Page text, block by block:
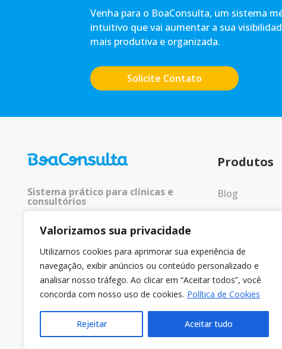
Valorizamos sua privacidade
Utilizamos cookies para aprimorar sua experiência de
navegação, exibir anúncios ou conteúdo personalizado e
analisar nosso tráfego. Ao clicar em “Aceitar todos”, você
concorda com nosso uso de cookies. Política de Cookies
Rejeitar Aceitar tudo
Venha para o BoaConsulta, um sistema
intuitivo que vai aumentar a sua
mais produtiva e organizada.
Solicite Contato
Sistema prático para clínicas e
consultórios
© 2025 Todos os direitos
Produtos
Blog